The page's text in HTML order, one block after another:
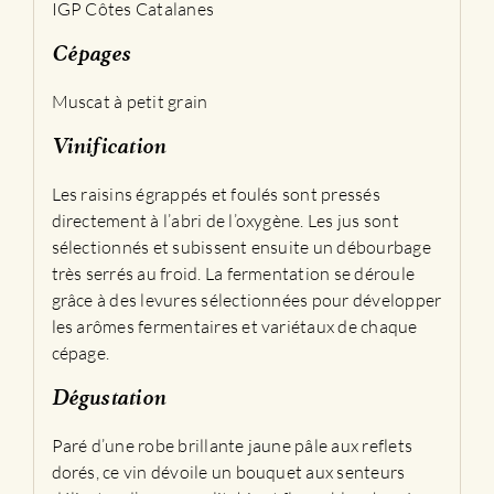
IGP Côtes Catalanes
Cépages
Muscat à petit grain
Vinification
Les raisins égrappés et foulés sont pressés
directement à l’abri de l’oxygène. Les jus sont
sélectionnés et subissent ensuite un débourbage
très serrés au froid. La fermentation se déroule
grâce à des levures sélectionnées pour développer
les arômes fermentaires et variétaux de chaque
cépage.
Dégustation
Paré d’une robe brillante jaune pâle aux reflets
dorés, ce vin dévoile un bouquet aux senteurs